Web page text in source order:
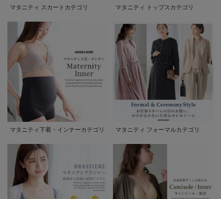
マタニティ スカートカテゴリ マタニティ トップスカテゴリ
マタニティ下着・インナーカテゴリ マタニティ フォーマルカテゴリ